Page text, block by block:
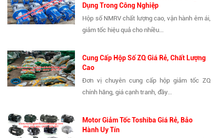
Dụng Trong Công Nghiệp
Hộp số NMRV chất lượng cao, vận hành êm ái,
giảm tốc hiệu quả cho nhiều...
Cung Cấp Hộp Số ZQ Giá Rẻ, Chất Lượng
Cao
Đơn vị chuyên cung cấp hộp giảm tốc ZQ
chính hãng, giá cạnh tranh, đầy...
Motor Giảm Tốc Toshiba Giá Rẻ, Bảo
Hành Uy Tín